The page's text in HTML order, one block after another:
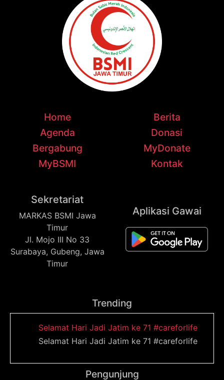
Home
Berita
Agenda
Donasi
Bergabung
MyDonate
MyBSMI
Kontak
Sekretariat
MARKAS BSMI Jawa
Timur
Jl. Mojo III No 33
Surabaya, Gubeng, Jawa
Timur
Aplikasi Gawai
Trending
Selamat Hari Jadi Jatim ke 71 #careforlife
Selamat Hari Jadi Jatim ke 71 #careforlife
Pengunjung